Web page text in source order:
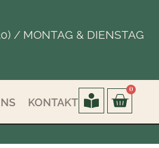
/ MONTAG & DIENSTAG
KONTAKT
0